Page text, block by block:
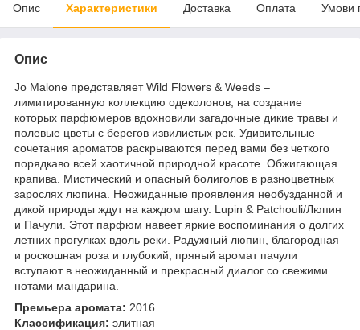
Опис Характеристики Доставка Оплата Умови
Опис
Jo Malone представляет Wild Flowers & Weeds –
лимитированную коллекцию одеколонов, на создание
которых парфюмеров вдохновили загадочные дикие травы и
полевые цветы с берегов извилистых рек. Удивительные
сочетания ароматов раскрываются перед вами без четкого
порядкаво всей хаотичной природной красоте. Обжигающая
крапива. Мистический и опасный болиголов в разноцветных
зарослях люпина. Неожиданные проявления необузданной и
дикой природы ждут на каждом шагу. Lupin & Patchouli/Люпин
и Пачули. Этот парфюм навеет яркие воспоминания о долгих
летних прогулках вдоль реки. Радужный люпин, благородная
и роскошная роза и глубокий, пряный аромат пачули
вступают в неожиданный и прекрасный диалог со свежими
нотами мандарина.
Премьера аромата: 2016
Классификация: элитная